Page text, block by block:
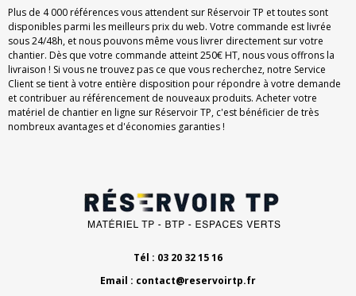
Plus de 4 000 références vous attendent sur Réservoir TP et toutes sont
disponibles parmi les meilleurs prix du web. Votre commande est livrée
sous 24/48h, et nous pouvons même vous livrer directement sur votre
chantier. Dès que votre commande atteint 250€ HT, nous vous offrons la
livraison ! Si vous ne trouvez pas ce que vous recherchez, notre Service
Client se tient à votre entière disposition pour répondre à votre demande
et contribuer au référencement de nouveaux produits. Acheter votre
matériel de chantier en ligne sur Réservoir TP, c'est bénéficier de très
nombreux avantages et d'économies garanties !
Tél : 03 20 32 15 16
Email : contact@reservoirtp.fr